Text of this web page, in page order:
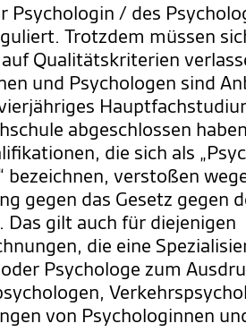
Psychologin / des
Trotzdem müssen
Qualitätskriterien
und Psychologen sind
abgeschlossen
die sich als
bezeichnen, verstoßen
gegen das Gesetz gegen
gilt auch für diejenigen
die eine
Psychologe zum
von Psychologinnen